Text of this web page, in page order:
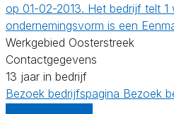
op 01-02-2013. Het bedrijf telt 1
ondernemingsvorm is een
Werkgebied Oosterstreek
Contactgegevens
13 jaar in bedrijf
Bezoek bedrijfspagina Bezoek